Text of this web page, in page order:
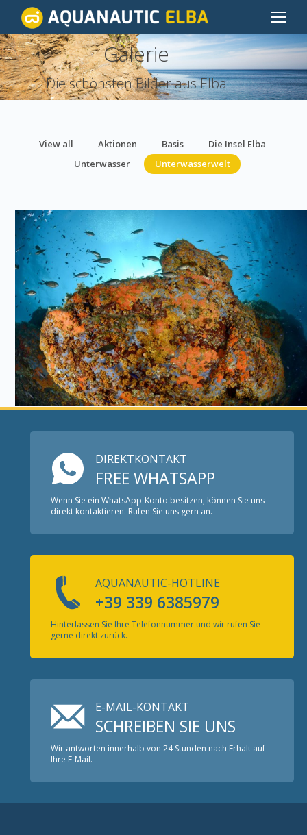
Galerie
Die schönsten Bilder aus Elba
You are here:
View all Aktionen Basis
Die Insel Elba
Unterwasser
Unterwasserwelt
DIREKTKONTAKT
FREE WHATSAPP
Wenn Sie ein WhatsApp-Konto besitzen, können Sie uns
direkt kontaktieren. Rufen Sie uns gern an.
AQUANAUTIC-HOTLINE
+39 339 6385979
Hinterlassen Sie Ihre Telefonnummer und wir rufen Sie
gerne direkt zurück.
E-MAIL-KONTAKT
SCHREIBEN SIE UNS
Wir antworten innerhalb von 24 Stunden nach Erhalt auf
Ihre E-Mail.